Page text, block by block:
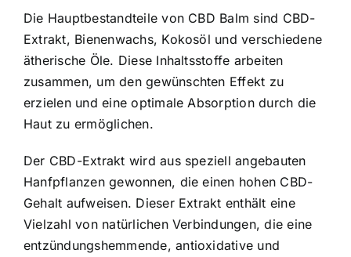
Die Hauptbestandteile von CBD Balm sind CBD-
Extrakt, Bienenwachs, Kokosöl und verschiedene
ätherische Öle. Diese Inhaltsstoffe arbeiten
zusammen, um den gewünschten Effekt zu
erzielen und eine optimale Absorption durch die
Haut zu ermöglichen.
Der CBD-Extrakt wird aus speziell angebauten
Hanfpflanzen gewonnen, die einen hohen CBD-
Gehalt aufweisen. Dieser Extrakt enthält eine
Vielzahl von natürlichen Verbindungen, die eine
entzündungshemmende, antioxidative und